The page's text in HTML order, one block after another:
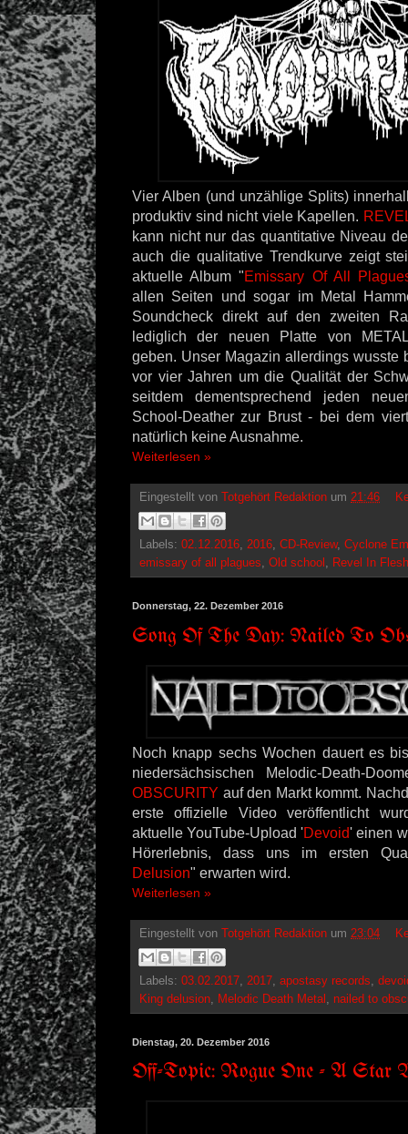
Vier Alben (und unzählige Splits)
produktiv sind nicht viele Kapellen.
kann nicht nur das quantitative Niveau
auch die qualitative Trendkurve zeigt
aktuelle Album "Emissary Of All
allen Seiten und sogar im Metal
Soundcheck direkt auf den zweiten
lediglich der neuen Platte von
geben. Unser Magazin allerdings wusste
vor vier Jahren um die Qualität der
seitdem dementsprechend jeden
School-Deather zur Brust - bei dem
natürlich keine Ausnahme.
Weiterlesen »
Eingestellt von Totgehört Redaktion um 21:46
Labels: 02.12.2016, 2016, CD-Review, Cyclone
emissary of all plagues, Old school , Revel In Flesh
Donnerstag, 22. Dezember 2016
Song Of The Day: Nailed To
Noch knapp sechs Wochen dauert es
niedersächsischen Melodic-Death-
OBSCURITY auf den Markt kommt.
erste offizielle Video veröffentlicht
aktuelle YouTube-Upload 'Devoid' einen
Hörerlebnis, dass uns im ersten
Delusion" erwarten wird.
Weiterlesen »
Eingestellt von Totgehört Redaktion um 23:04
Labels: 03.02.2017 2017 apostasy records
King delusion
Melodic Death Metal nailed to
Dienstag, 20. Dezember 2016
Off-Topic: Rogue One - A Star